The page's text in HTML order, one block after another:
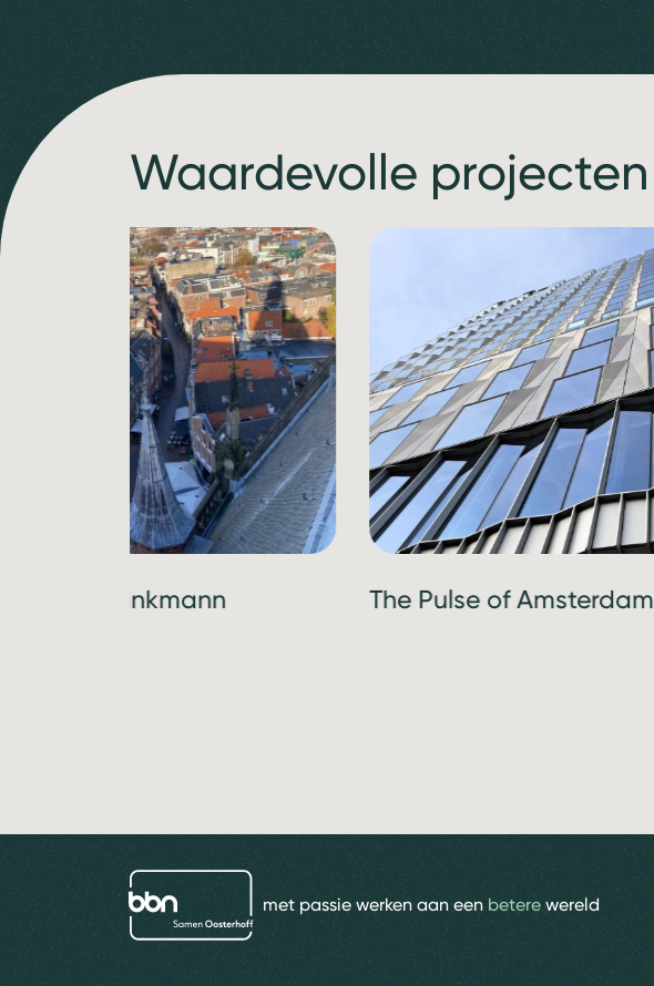
Waardevolle projecten
Brinkmann
The Pulse of Amsterdam
bbn adviseurs
met passie werken aan een betere wereld